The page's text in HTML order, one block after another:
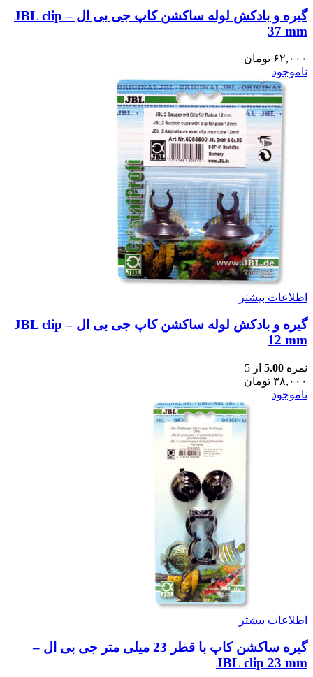
گیره و بادکش لوله ساکشن کاپ جی بی ال – JBL clip
37 mm
۶۲,۰۰۰ تومان
ناموجود
اطلاعات بیشتر
گیره و بادکش لوله ساکشن کاپ جی بی ال – JBL clip
12 mm
نمره 5.00 از 5
۳۸,۰۰۰ تومان
ناموجود
اطلاعات بیشتر
گیره ساکشن کاپ با قطر 23 میلی متر جی بی ال –
JBL clip 23 mm